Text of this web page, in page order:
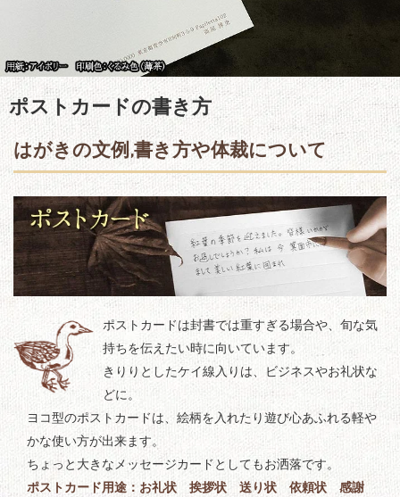
ポストカードの書き方
はがきの文例,書き方や体裁について
ポストカードは封書では重すぎる場合や、旬な気
持ちを伝えたい時に向いています。
きりりとしたケイ線入りは、ビジネスやお礼状な
どに。
ヨコ型のポストカードは、絵柄を入れたり遊び心あふれる軽や
かな使い方が出来ます。
ちょっと大きなメッセージカードとしてもお洒落です。
ポストカード用途：お礼状 挨拶状 送り状 依頼状 感謝